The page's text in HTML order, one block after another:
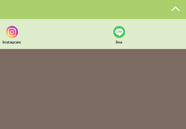
Instagram line